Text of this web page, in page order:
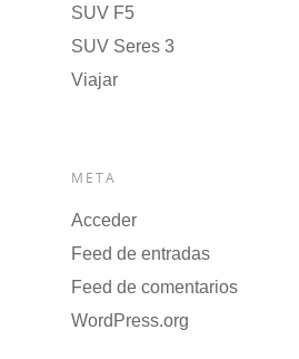
SUV F5
SUV Seres 3
Viajar
META
Acceder
Feed de entradas
Feed de comentarios
WordPress.org